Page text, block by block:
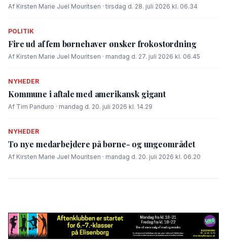
Af Kirsten Marie Juel Mouritsen · tirsdag d. 28. juli 2026 kl. 06.34
POLITIK
Fire ud af fem børnehaver ønsker frokostordning
Af Kirsten Marie Juel Mouritsen · mandag d. 27. juli 2026 kl. 06.45
NYHEDER
Kommune i aftale med amerikansk gigant
Af Tim Panduro · mandag d. 20. juli 2026 kl. 14.29
NYHEDER
To nye medarbejdere på børne- og ungeområdet
Af Kirsten Marie Juel Mouritsen · mandag d. 20. juli 2026 kl. 06.20